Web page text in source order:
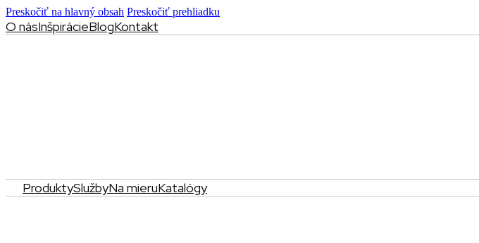
Preskočiť na hlavný obsah Preskočiť prehliadku
O násInšpirácieBlogKontakt
ProduktySlužbyNa mieruKatalógy